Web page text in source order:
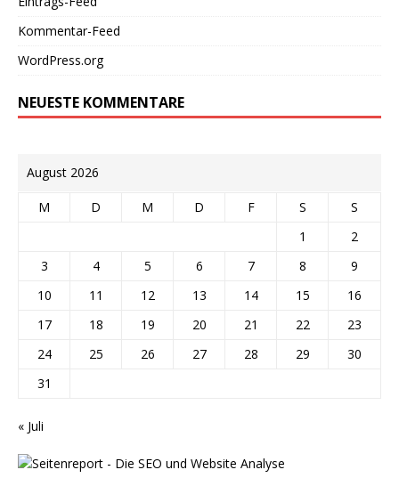
Kommentar-Feed
WordPress.org
NEUESTE KOMMENTARE
August 2026
M D M D F S
S
1
2
3
4 5 6 7 8
9
10
11 12 13 14 15
16
17
18 19 20 21 22
23
24
25 26 27 28 29
30
31
« Juli